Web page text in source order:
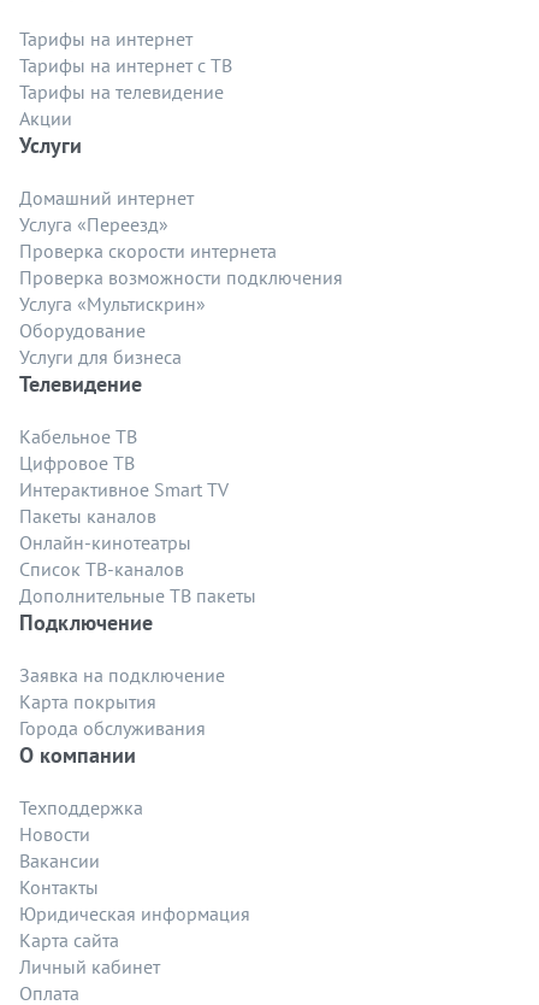
Тарифы на интернет
Тарифы на интернет с ТВ
Тарифы на телевидение
Акции
Услуги
Домашний интернет
Услуга «Переезд»
Проверка скорости интернета
Проверка возможности подключения
Услуга «Мультискрин»
Оборудование
Услуги для бизнеса
Телевидение
Кабельное ТВ
Цифровое ТВ
Интерактивное Smart TV
Пакеты каналов
Онлайн-кинотеатры
Список ТВ-каналов
Дополнительные ТВ пакеты
Подключение
Заявка на подключение
Карта покрытия
Города обслуживания
О компании
Техподдержка
Новости
Вакансии
Контакты
Юридическая информация
Карта сайта
Личный кабинет
Оплата